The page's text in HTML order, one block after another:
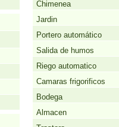
Chimenea
Jardin
Portero automático
Salida de humos
Riego automatico
Camaras frigorificos
Bodega
Almacen